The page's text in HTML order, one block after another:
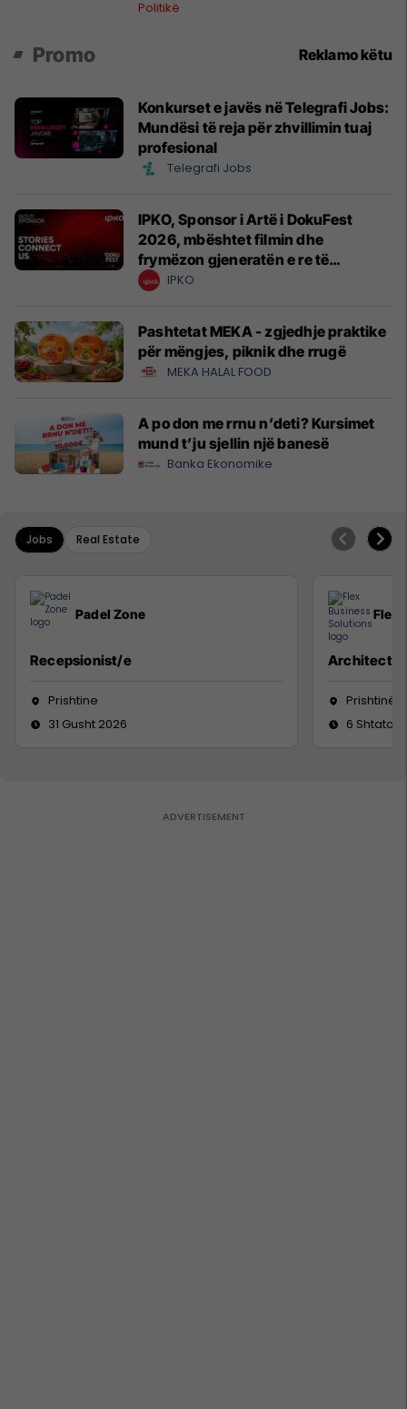
rëndë kushtetuese
Politikë
Promo Reklamo këtu
Konkurset e javës në Telegrafi Jobs:
Mundësi të reja për zhvillimin tuaj
profesional
Telegrafi Jobs
IPKO, Sponsor i Artë i DokuFest
2026, mbështet filmin dhe
frymëzon gjeneratën e re të
krijuesve
IPKO
Pashtetat MEKA - zgjedhje praktike
për mëngjes, piknik dhe rrugë
MEKA HALAL FOOD
A po don me rrnu n’deti? Kursimet
mund t’ju sjellin një banesë
Banka Ekonomike
Jobs Real Estate
Padel Zone
Recepsionist/e
Prishtine
31 Gusht 2026
Flex
Architect
Prishtinë
6 Shtator